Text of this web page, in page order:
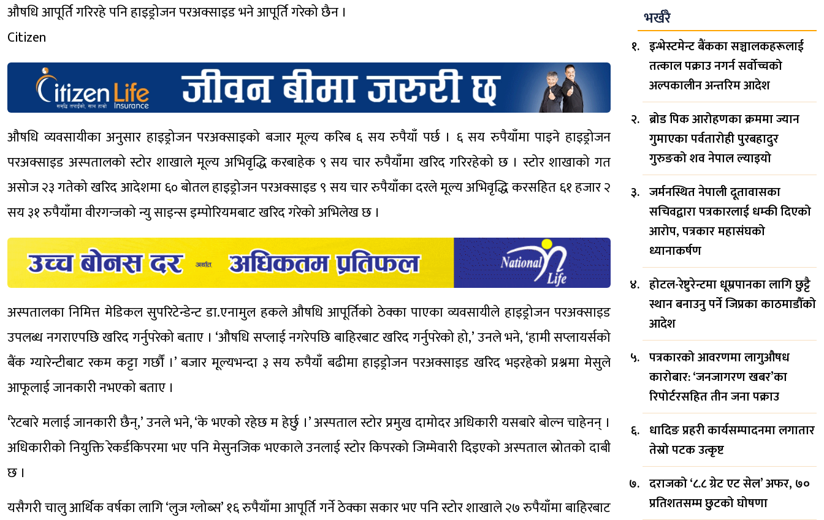
औषधि आपूर्ति गरिरहे पनि हाइड्रोजन परअक्साइड भने आपूर्ति गरेको छैन ।
Citizen
औषधि व्यवसायीका अनुसार हाइड्रोजन परअक्साइको बजार मूल्य करिब ६ सय रुपैयाँ पर्छ । ६ सय रुपैयाँमा पाइने हाइड्रोजन
परअक्साइड अस्पतालको स्टोर शाखाले मूल्य अभिवृद्धि करबाहेक ९ सय चार रुपैयाँमा खरिद गरिरहेको छ । स्टोर शाखाको गत
असोज २३ गतेको खरिद आदेशमा ६० बोतल हाइड्रोजन परअक्साइड ९ सय चार रुपैयाँका दरले मूल्य अभिवृद्धि करसहित ६१ हजार २
सय ३१ रुपैयाँमा वीरगन्जको न्यु साइन्स इम्पोरियमबाट खरिद गरेको अभिलेख छ ।
अस्पतालका निमित्त मेडिकल सुपरिटेन्डेन्ट डा.एनामुल हकले औषधि आपूर्तिको ठेक्का पाएका व्यवसायीले हाइड्रोजन परअक्साइड
उपलब्ध नगराएपछि खरिद गर्नुपरेको बताए । ‘औषधि सप्लाई नगरेपछि बाहिरबाट खरिद गर्नुपरेको हो,’ उनले भने, ‘हामी सप्लायर्सको
बैंक ग्यारेन्टीबाट रकम कट्टा गर्छौं ।’ बजार मूल्यभन्दा ३ सय रुपैयाँ बढीमा हाइड्रोजन परअक्साइड खरिद भइरहेको प्रश्नमा मेसुले
आफूलाई जानकारी नभएको बताए ।
‘रेटबारे मलाई जानकारी छैन्,’ उनले भने, ‘के भएको रहेछ म हेर्छु ।’ अस्पताल स्टोर प्रमुख दामोदर अधिकारी यसबारे बोल्न चाहेनन् ।
अधिकारीको नियुक्ति रेकर्डकिपरमा भए पनि मेसुनजिक भएकाले उनलाई स्टोर किपरको जिम्मेवारी दिइएको अस्पताल स्रोतको दाबी
छ ।
यसैगरी चालु आर्थिक वर्षका लागि ‘लुज ग्लोब्स’ १६ रुपैयाँमा आपूर्ति गर्ने ठेक्का सकार भए पनि स्टोर शाखाले २७ रुपैयाँमा बाहिरबाट
भर्खरै
इन्भेस्टमेन्ट बैंकका सञ्चालकहरूलाई
तत्काल पक्राउ नगर्न सर्वोच्चको
अल्पकालीन अन्तरिम आदेश
ब्रोड पिक आरोहणका क्रममा ज्यान
गुमाएका पर्वतारोही पुरबहादुर
गुरुङको शव नेपाल ल्याइयो
जर्मनस्थित नेपाली दूतावासका
सचिवद्वारा पत्रकारलाई धम्की दिएको
आरोप, पत्रकार महासंघको
ध्यानाकर्षण
होटल-रेष्टुरेन्टमा धूम्रपानका लागि छुट्टै
स्थान बनाउनु पर्ने जिप्रका काठमाडौँको
आदेश
पत्रकारको आवरणमा लागुऔषध
कारोबार: ‘जनजागरण खबर’का
रिपोर्टरसहित तीन जना पक्राउ
धादिङ प्रहरी कार्यसम्पादनमा लगातार
तेस्रो पटक उत्कृष्ट
दराजको ‘८.८ ग्रेट एट सेल’ अफर, ७०
प्रतिशतसम्म छुटको घोषणा